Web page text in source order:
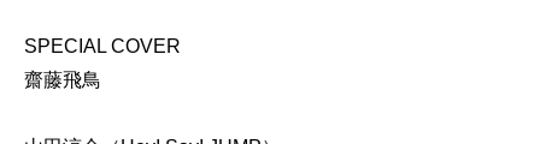
SPECIAL COVER
齋藤飛鳥